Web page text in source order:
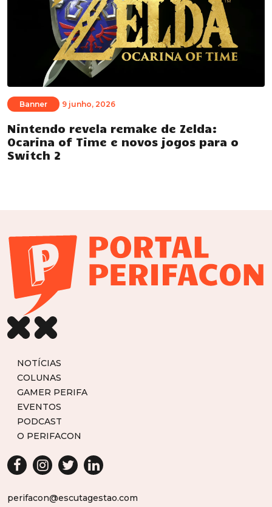
Banner 9 junho, 2026
Nintendo revela remake de Zelda:
Ocarina of Time e novos jogos para o
Switch 2
NOTÍCIAS
COLUNAS
GAMER PERIFA
EVENTOS
PODCAST
O PERIFACON
perifacon@escutagestao.com